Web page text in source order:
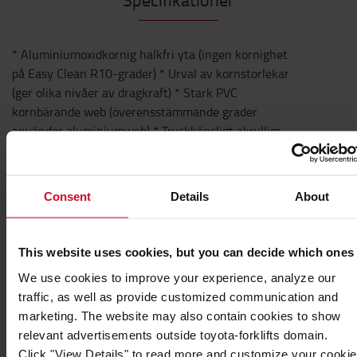
Consent Details About
This website uses cookies, but you can decide which ones
We use cookies to improve your experience, analyze our
traffic, as well as provide customized communication and
marketing. The website may also contain cookies to show
relevant advertisements outside toyota-forklifts domain.
Click "View Details" to read more and customize your cookie
* Aluminiumoxidkornig halkfri yta (ingen kornighet
på Easy Clean R10-grader) * Urval av kornstorlekar
(ger olika nivåer av dragkraft) * Stark PVC
kornbärande web (överensstämmande grader
använder aluminiumweb) * Tryckkänsligt akryllim
rullar : * För inre och yttre områden (beroende på
Trappsteg, lutningar, ramper * Maskiner, fordon *
Kök och matsalar * Terrasser, väntkurer m2 Halkfri
tejp
Teknisk beskrivning
* Brett temperaturområde på -40 upp till +80 ºC (beror